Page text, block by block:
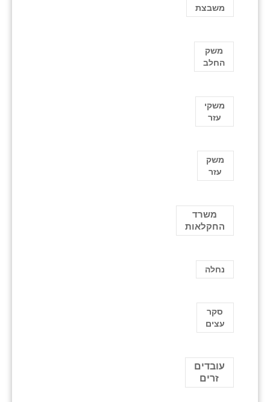
משבצת
משק
החלב
משקי
עזר
משק
עזר
משרד
החקלאות
נחלה
סקר
עצים
עובדים
זרים